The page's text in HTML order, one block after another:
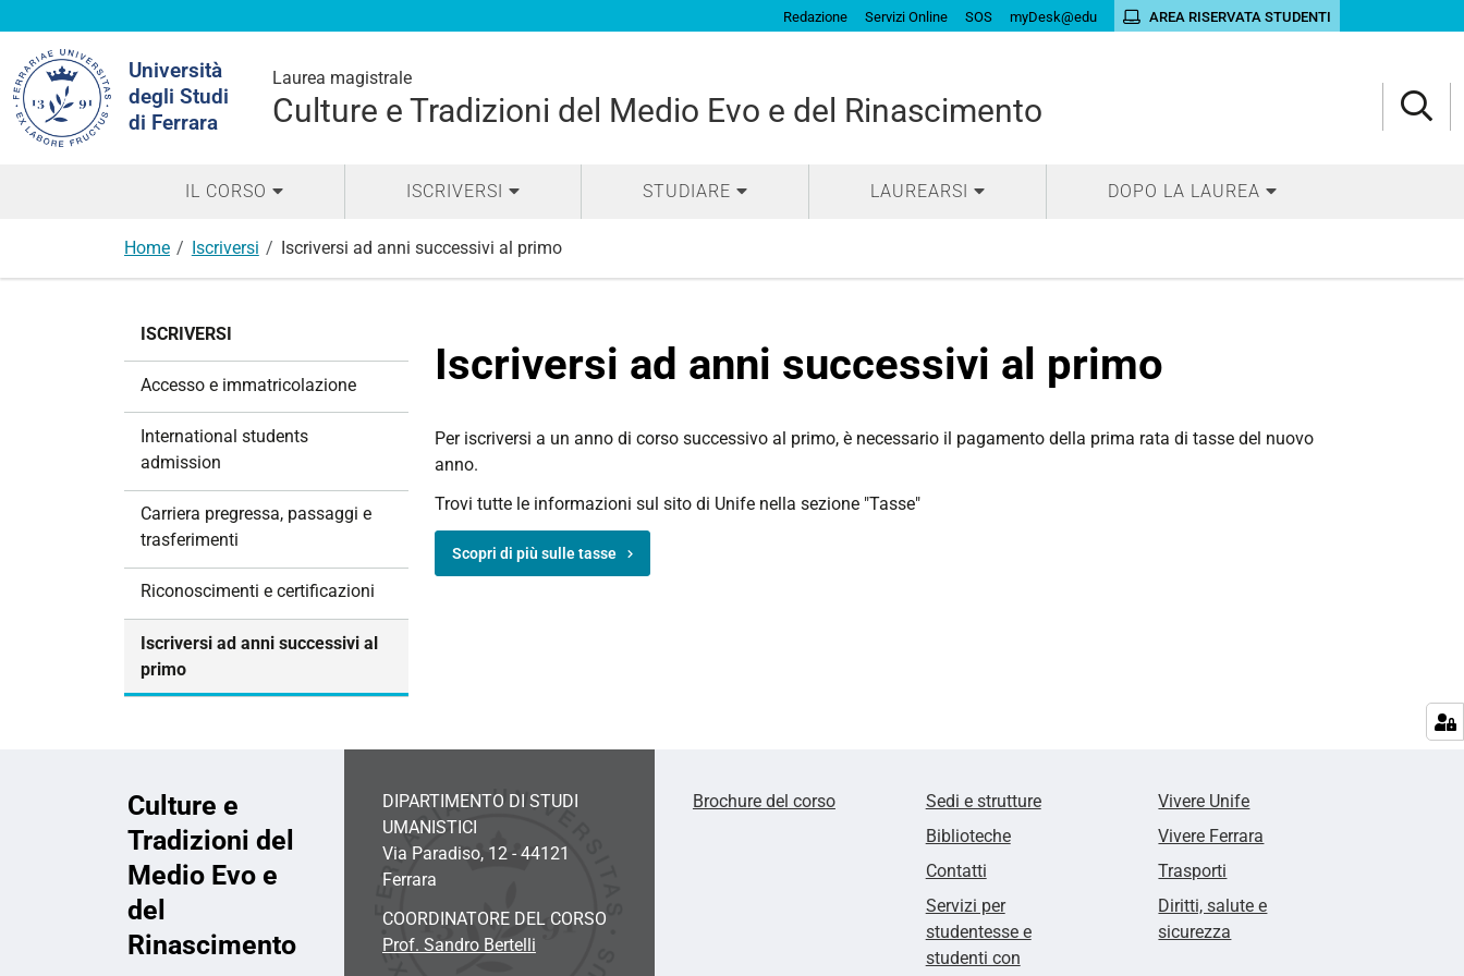
Redazione Servizi Online SOS myDesk@edu AREA RISERVATA STUDENTI
Università
degli Studi
di Ferrara
Laurea magistrale
Culture e Tradizioni del Medio Evo e del Rinascimento
nel
sito
IL CORSO ISCRIVERSI STUDIARE LAUREARSI DOPO LA LAUREA
Home Iscriversi Iscriversi ad anni successivi al primo
Iscriversi ad anni successivi al primo
Per iscriversi a un anno di corso successivo al primo, è necessario il pagamento della prima rata di tasse del nuovo
anno.
Trovi tutte le informazioni sul sito di Unife nella sezione "Tasse"
Scopri di più sulle tasse
ISCRIVERSI
Accesso e immatricolazione
International students
admission
Carriera pregressa, passaggi e
trasferimenti
Riconoscimenti e certificazioni
Iscriversi ad anni successivi al
primo
Culture e
Tradizioni del
Medio Evo e
del
Rinascimento
DIPARTIMENTO DI STUDI
UMANISTICI
Via Paradiso, 12 - 44121
Ferrara
COORDINATORE DEL CORSO
Prof. Sandro Bertelli
Brochure del corso
Sedi e strutture
Biblioteche
Contatti
Servizi per
studentesse e
studenti con
Vivere Unife
Vivere Ferrara
Trasporti
Diritti, salute e
sicurezza